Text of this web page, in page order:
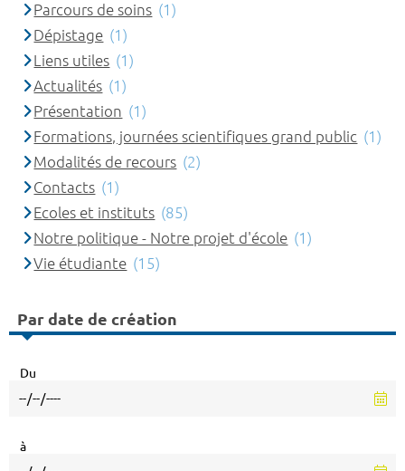
Parcours de soins (1)
Dépistage (1)
Liens utiles (1)
Actualités (1)
Présentation (1)
Formations, journées scientifiques grand public (1)
Modalités de recours (2)
Contacts (1)
Ecoles et instituts (85)
Notre politique - Notre projet d'école (1)
Vie étudiante (15)
Par date de création
Du
à